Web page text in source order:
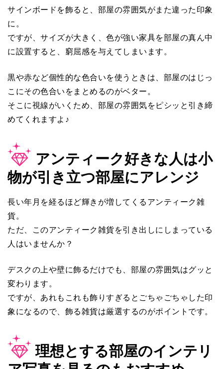
サインボードを飾ると、部屋の雰囲気がまた違った印象
に。
ですが、サイズが大きく、色が強い家具を部屋の真ん中
に設置すると、窮屈感を与えてしまいます。
黒や赤など個性的な色合いを使うときは、部屋のはじっ
こにその色合いをまとめるのがベター。
そこに視線がいくため、部屋の雰囲気をピシッと引き締
めてくれますよ♪
アンティーク好きな人は小
物が引き立つ部屋にアレンジ
長い年月を経るほど輝きが増してくるアンティーク雑
貨。
ただ、このアンティーク雑貨を引き出しにしまっている
人はいませんか？
デスクの上や壁に飾るだけでも、部屋の雰囲気はグッと
変わります。
ですが、あれもこれも飾りすぎるとごちゃごちゃした印
象になるので、飾る雑貨は厳選するのがポイントです。
理想とする部屋のインテリ